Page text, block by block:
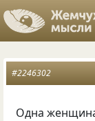
#2246302
Одна